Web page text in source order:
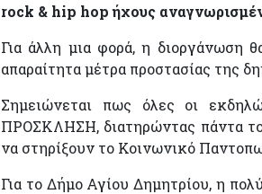
rock & hip hop ήχους
Για άλλη μια φορά, η διοργάνωση
απαραίτητα μέτρα προστασίας της
Σημειώνεται πως όλες οι
ΠΡΟΣΚΛΗΣΗ, διατηρώντας πάντα το
να στηρίξουν το Κοινωνικό
Για το Δήμο Αγίου Δημητρίου, η